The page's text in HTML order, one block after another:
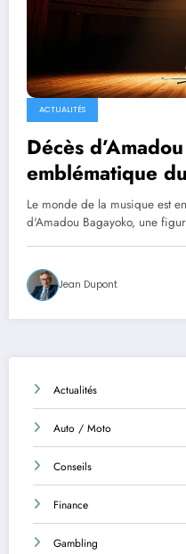
ACTUALITÉS
Décès
emblématique
Amadou et
Le monde de la musique est
d'Amadou Bagayoko, une
Jean Dupont
Actualités
Auto / Moto
Conseils
Finance
Gambling